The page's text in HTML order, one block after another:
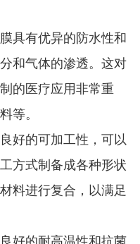
具有优异的防水性和
和气体的渗透。这对
的医疗应用非常重
等。
好的可加工性，可以
方式制备成各种形状
料进行复合，以满足
好的耐高温性和抗菌